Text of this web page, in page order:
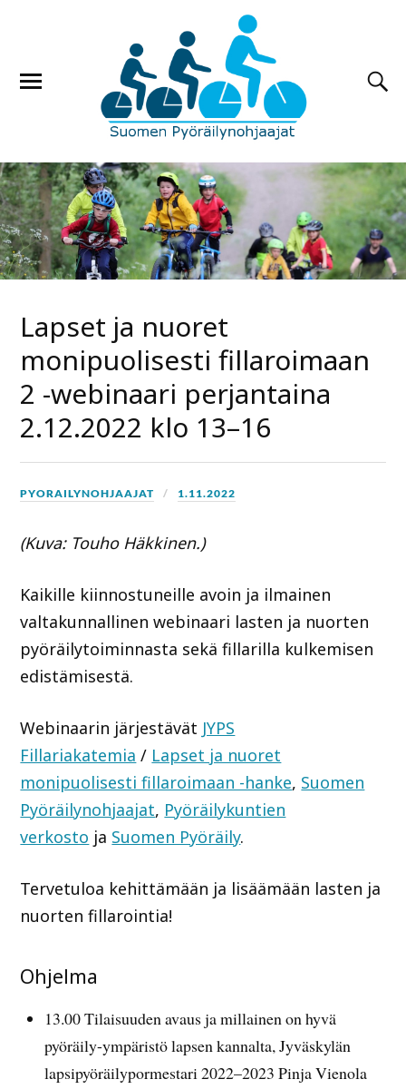
Lapset ja nuoret
monipuolisesti fillaroimaan
2 -webinaari perjantaina
2.12.2022 klo 13–16
PYORAILYNOHJAAJAT 1.11.2022
(Kuva: Touho Häkkinen.)
Kaikille kiinnostuneille avoin ja ilmainen
valtakunnallinen webinaari lasten ja nuorten
pyöräilytoiminnasta sekä fillarilla kulkemisen
edistämisestä.
Webinaarin järjestävät JYPS
Fillariakatemia / Lapset ja nuoret
monipuolisesti fillaroimaan -hanke, Suomen
Pyöräilynohjaajat, Pyöräilykuntien
verkosto ja Suomen Pyöräily.
Tervetuloa kehittämään ja lisäämään lasten ja
nuorten fillarointia!
Ohjelma
13.00 Tilaisuuden avaus ja millainen on hyvä
pyöräily-ympäristö lapsen kannalta, Jyväskylän
lapsipyöräilypormestari 2022–2023 Pinja Vienola